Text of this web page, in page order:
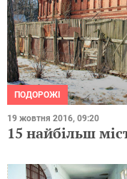
ПОДОРОЖІ
19 жовтня 2016, 09:20
15 найбільш